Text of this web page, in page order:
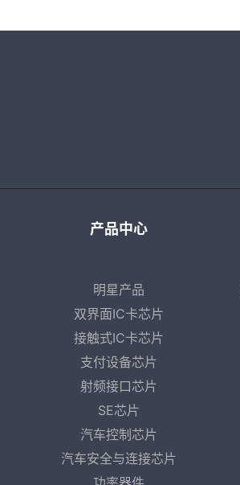
产品中心
明星产品
双界面IC卡芯片
接触式IC卡芯片
支付设备芯片
射频接口芯片
SE芯片
汽车控制芯片
汽车安全与连接芯片